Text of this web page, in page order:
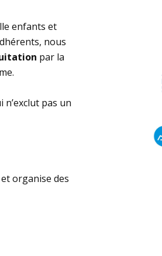
enfants et
nous
par la
n’exclut pas un
et organise des